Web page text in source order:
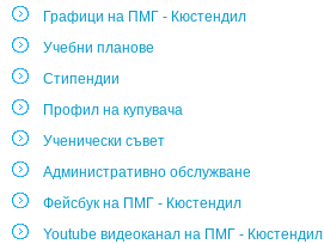
Графици на ПМГ - Кюстендил
Учебни планове
Стипендии
Профил на купувача
Ученически съвет
Административно обслужване
Фейсбук на ПМГ - Кюстендил
Youtube видеоканал на ПМГ - Кюстендил